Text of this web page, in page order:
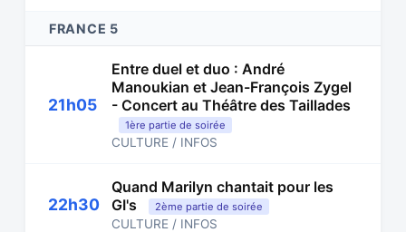
FRANCE 5
21h05
Entre duel et duo : André
Manoukian et Jean-François Zygel
- Concert au Théâtre des Taillades
1ère partie de soirée
CULTURE / INFOS
22h30
Quand Marilyn chantait pour les
GI's
2ème partie de soirée
CULTURE / INFOS